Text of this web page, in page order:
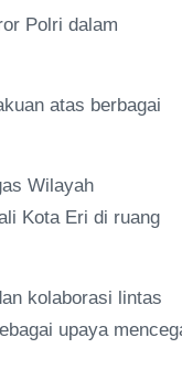
Polri dalam
atas berbagai
Wilayah
Kota Eri di ruang
kolaborasi lintas
upaya